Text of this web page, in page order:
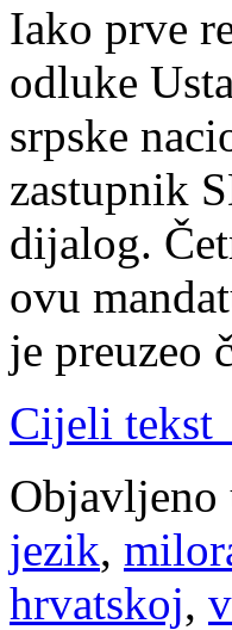
Iako prve
odluke
srpske
zastupnik
dijalog.
ovu
je preuzeo
Cijeli
Objavljeno
jezik,
hrvatskoj,